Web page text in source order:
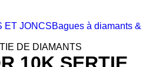
ET JONCSBagues à diamants &